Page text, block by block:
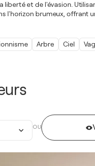
OU
et de l'évasion.
l'horizon brumeux,
Arbre Ciel